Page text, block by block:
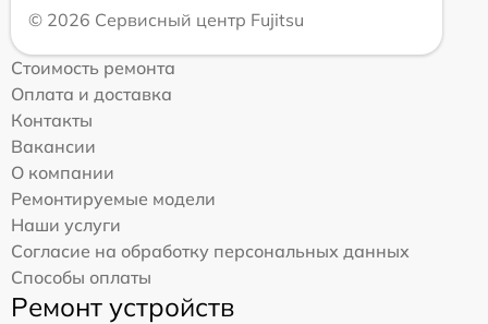
© 2026 Сервисный центр Fujitsu
Стоимость ремонта
Оплата и доставка
Контакты
Вакансии
О компании
Ремонтируемые модели
Наши услуги
Согласие на обработку персональных данных
Способы оплаты
Ремонт устройств